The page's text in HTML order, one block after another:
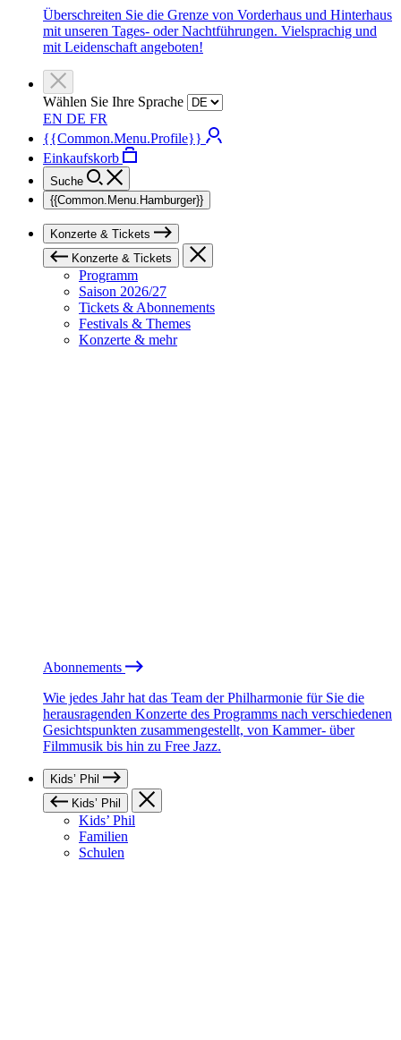
Überschreiten Sie die Grenze von Vorderhaus und Hinterhaus
mit unseren Tages- oder Nachtführungen. Vielsprachig und
mit Leidenschaft angeboten!
Wählen Sie Ihre Sprache
EN DE FR
{{Common.Menu.Profile}}
Einkaufskorb
Suche
{{Common.Menu.Hamburger}}
Konzerte & Tickets
Konzerte & Tickets
Programm
Saison 2026/27
Tickets & Abonnements
Festivals & Themes
Konzerte & mehr
Abonnements
Wie jedes Jahr hat das Team der Philharmonie für Sie die
herausragenden Konzerte des Programms nach verschiedenen
Gesichtspunkten zusammengestellt, von Kammer- über
Filmmusik bis hin zu Free Jazz.
Kids’ Phil
Kids’ Phil
Kids’ Phil
Familien
Schulen